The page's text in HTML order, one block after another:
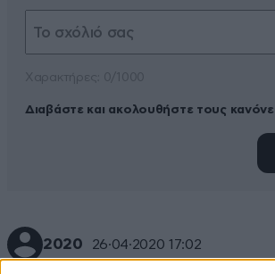
Διαβάστε και ακολουθήστε τους
2020 26·04·2020 17:02